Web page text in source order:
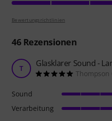
Bewertungsrichtlinien
46Rezensionen
T Glasklarer Sound -
Thompson
Sound
Verarbeitung